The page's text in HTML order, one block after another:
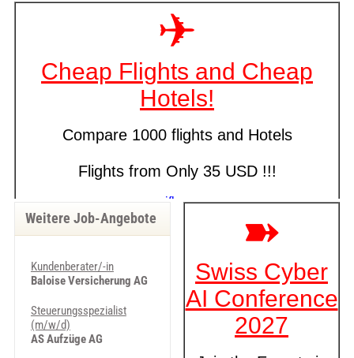
Weitere Job-Angebote
Kundenberater/-in
Baloise Versicherung AG
Steuerungsspezialist
(m/w/d)
AS Aufzüge AG